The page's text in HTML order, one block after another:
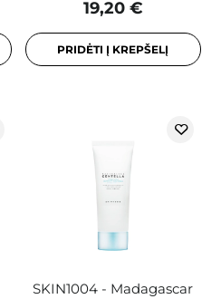
19,20 €
PRIDĖTI Į KREPŠELĮ
SKIN1004 - Madagascar